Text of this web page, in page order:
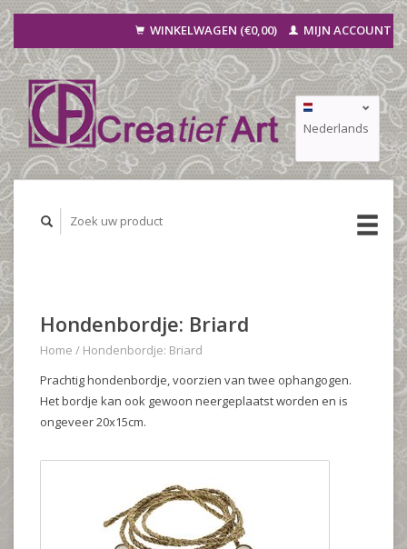
WINKELWAGEN (€0,00) MIJN ACCOUNT
Nederlands
Deutsch
Hondenbordje: Briard
Home / Hondenbordje: Briard
Prachtig hondenbordje, voorzien van twee ophangogen.
Het bordje kan ook gewoon neergeplaatst worden en is
ongeveer 20x15cm.